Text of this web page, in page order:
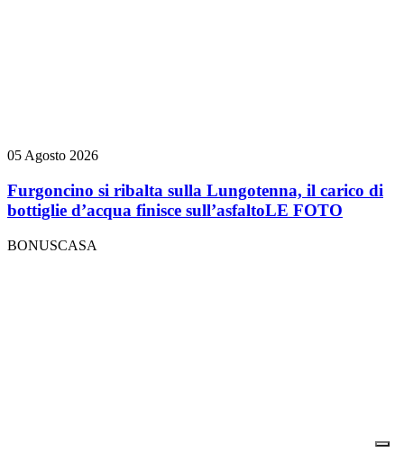
05 Agosto 2026
Furgoncino si ribalta sulla Lungotenna, il carico di
bottiglie d’acqua finisce sull’asfaltoLE FOTO
BONUSCASA